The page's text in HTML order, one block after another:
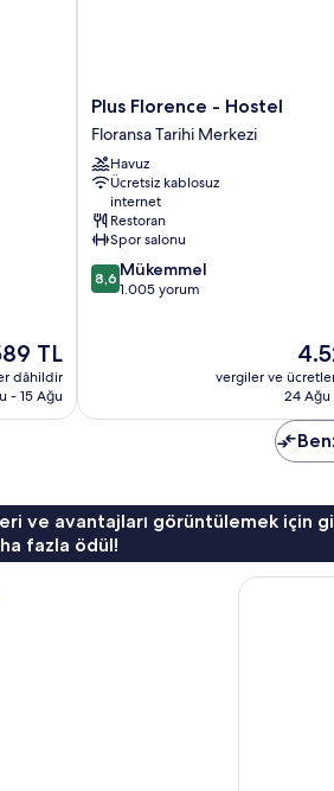
TL
TL
dâhildir
- 15 Ağu
Plus
Florence
-
Hostel
Floransa
Tarihi
Merkezi
Plus Florence - Hostel
Floransa Tarihi Merkezi
Havuz
Ücretsiz kablosuz
internet
Restoran
Spor salonu
10
üzerinden
8,6 Mükemmel
1.005 yorum
fiyat:
vergiler ve
24 Ağu
ve avantajları görüntülemek için
fazla ödül!